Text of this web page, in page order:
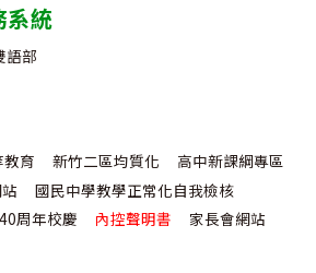
畫
統
語部
育 新竹二區均質化
高中新課綱專區
國民中學教學正常化自我檢核
40周年校慶 內控聲明書
家長會網站